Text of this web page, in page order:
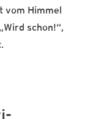
vom Himmel
schon!“,